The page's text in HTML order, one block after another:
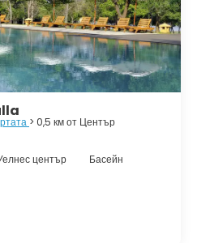
сайт Ибанкатува близо до
в Дамбула е най-новият
историческо значение,
на разстояние от 3 км (от
за присъствието
преди пристигането на
нация.
> 0,5 км от Център
център
Басейн